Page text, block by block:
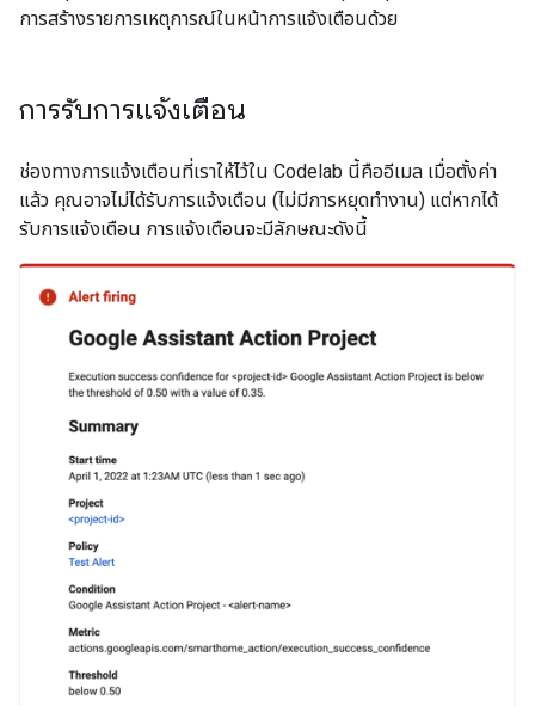
การสร้างรายการเหตุการณ์ในหน้าการแจ้งเตือนด้วย
การรับการแจ้งเตือน
ช่องทางการแจ้งเตือนที่เราให้ไว้ใน Codelab นี้คืออีเมล เมื่อตั้งค่า
แล้ว คุณอาจไม่ได้รับการแจ้งเตือน (ไม่มีการหยุดทำงาน) แต่หากได้
รับการแจ้งเตือน การแจ้งเตือนจะมีลักษณะดังนี้